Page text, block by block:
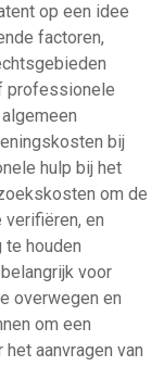
op een idee
factoren,
professionele
bij
hulp bij het
om de
en
houden
voor
overwegen en
om een
aanvragen van